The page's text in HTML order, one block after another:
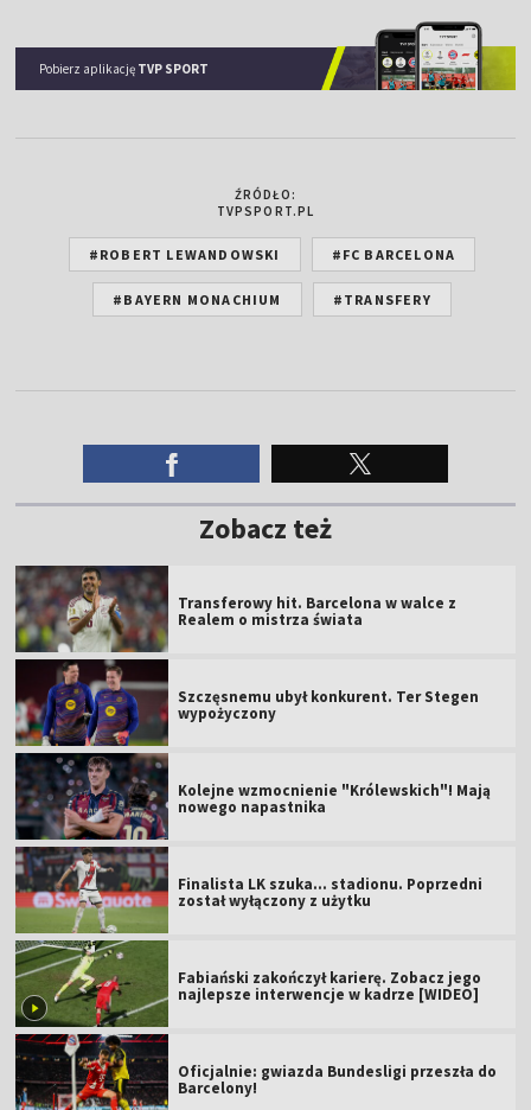
Pobierz aplikację TVP SPORT
ŹRÓDŁO:
TVPSPORT.PL
#ROBERT LEWANDOWSKI #FC BARCELONA
#BAYERN MONACHIUM #TRANSFERY
Zobacz też
Transferowy hit. Barcelona w walce z
Realem o mistrza świata
Szczęsnemu ubył konkurent. Ter Stegen
wypożyczony
Kolejne wzmocnienie "Królewskich"! Mają
nowego napastnika
Finalista LK szuka... stadionu. Poprzedni
został wyłączony z użytku
Fabiański zakończył karierę. Zobacz jego
najlepsze interwencje w kadrze [WIDEO]
Oficjalnie: gwiazda Bundesligi przeszła do
Barcelony!